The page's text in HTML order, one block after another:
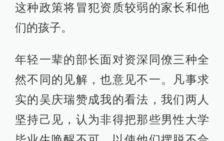
这种政策将冒犯资质较弱的家长和他
们的孩子。
年轻一辈的部长面对资深同僚三种全
然不同的见解，也意见不一。凡事求
实的吴庆瑞赞成我的看法，我们两人
坚持己见，认为非得把那些男性大学